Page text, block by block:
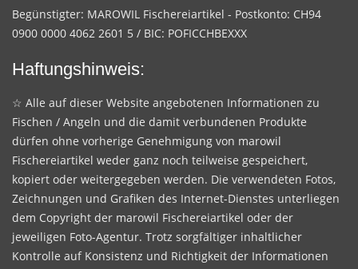
Begünstigter: MAROWIL Fischereiartikel - Postkonto: CH94
0900 0000 4062 2601 5 / BIC: POFICCHBEXXX
Haftungshinweis:
☆ Alle auf dieser Website angebotenen Informationen zu
Fischen / Angeln und die damit verbundenen Produkte
dürfen ohne vorherige Genehmigung von marowil
Fischereiartikel weder ganz noch teilweise gespeichert,
kopiert oder weitergegeben werden. Die verwendeten Fotos,
Zeichnungen und Grafiken des Internet-Dienstes unterliegen
dem Copyright der marowil Fischereiartikel oder der
jeweiligen Foto-Agentur. Trotz sorgfältiger inhaltlicher
Kontrolle auf Konsistenz und Richtigkeit der Informationen